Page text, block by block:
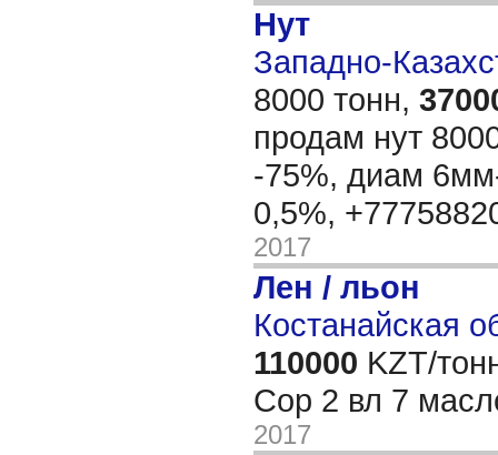
Нут
Западно-
8000 тонн,
продам нут
-75%, диам
0,5%,
2017
Лен / льон
Костанайская
110000 KZT/
Сор 2 вл 7
2017